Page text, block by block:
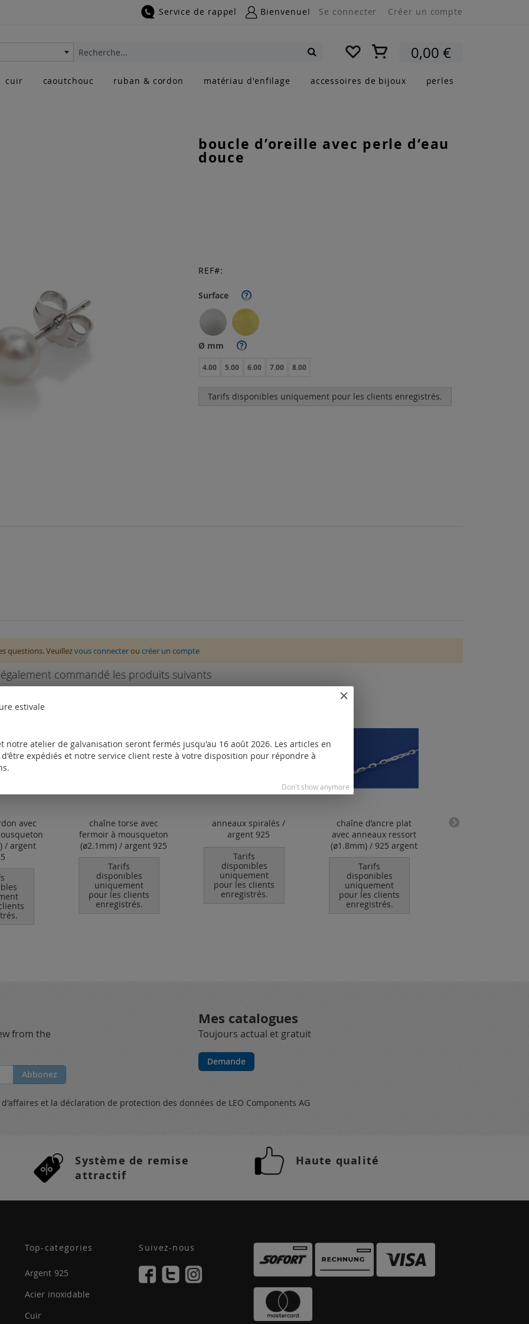
Service de rappel Bienvenue! Se connecter Créer un compte
Mon panier0,00 €
Rechercher
cuir caoutchouc ruban & cordon matériau d'enfilage accessoires de bijoux perles
boucle d’oreille avec perle d‘eau
douce
Surface ?
Ø mm ?
4.00 5.00 6.00 7.00 8.00
Tarifs disponibles uniquement pour les clients enregistrés.
REF
questions. Veuillezvous connecterou créer un compte
commandé les produits suivants
avec
/ argent
chaîne torse avec
fermoir à mousqueton
(ø2.1mm) / argent 925
Tarifs
disponibles
uniquement
pour les clients
enregistrés.
anneaux spiralés /
argent 925
Tarifs
disponibles
uniquement
pour les clients
enregistrés.
chaîne d’ancre plat
avec anneaux ressort
(ø1.8mm) / 925 argent
Tarifs
disponibles
uniquement
pour les clients
enregistrés.
cordon en
from the
Abbonez
Mes catalogues
Toujours actual et gratuit
Demande
d'affaires et la déclaration de protection des données de LEO Components AG
Système de remise
attractif
Haute qualité
Top-categories
Argent 925
Acier inoxidable
Cuir
Suivez-nous
estivale
notre atelier de galvanisation seront fermés jusqu'au 16 août 2026. Les articles en
expédiés et notre service client reste à votre disposition pour répondre à
Don't show anymore